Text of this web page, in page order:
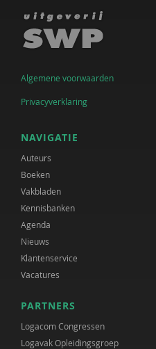
Algemene voorwaarden
Privacyverklaring
NAVIGATIE
Auteurs
Boeken
Vakbladen
Kennisbanken
Agenda
Nieuws
Klantenservice
Vacatures
PARTNERS
Logacom Congressen
Logavak Opleidingsgroep